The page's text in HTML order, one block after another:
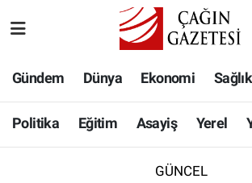
Gündem Dünya Ekonomi Sağlık
Politika Eğitim Asayiş Yerel
GÜNCEL
Eğitim
Asayiş
Hava Durumu
Namaz Vakitleri